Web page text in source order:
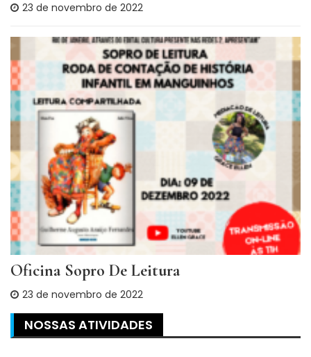
23 de novembro de 2022
Oficina Sopro De Leitura
23 de novembro de 2022
NOSSAS ATIVIDADES